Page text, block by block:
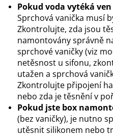
Pokud voda vytéká
Sprchová vanička musí
Zkontrolujte, zda jsou
namontovány správně
sprchové vaničky (viz
netěsnost u sifonu,
utažen a sprchová
Zkontrolujte připojení
nebo zda je těsnění v
Pokud jste box
(bez vaničky), je nutno
utěsnit silikonem nebo